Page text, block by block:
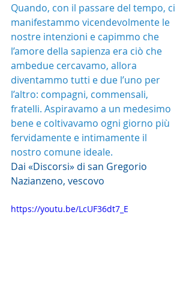
Quando, con il passare del tempo, ci
manifestammo vicendevolmente le
nostre intenzioni e capimmo che
l’amore della sapienza era ciò che
ambedue cercavamo, allora
diventammo tutti e due l’uno per
l’altro: compagni, commensali,
fratelli. Aspiravamo a un medesimo
bene e coltivavamo ogni giorno più
fervidamente e intimamente il
nostro comune ideale.
Dai «Discorsi» di san Gregorio
Nazianzeno, vescovo
https://youtu.be/LcUF36dt7_E